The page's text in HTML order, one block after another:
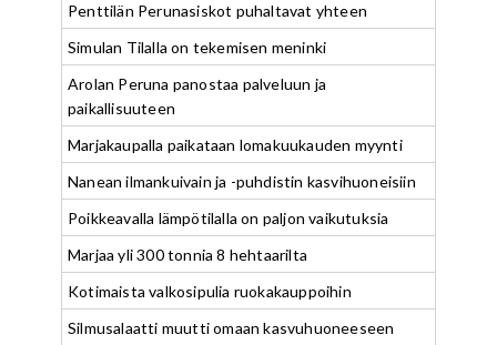
Penttilän Perunasiskot puhaltavat yhteen
Simulan Tilalla on tekemisen meninki
Arolan Peruna panostaa palveluun ja
paikallisuuteen
Marjakaupalla paikataan lomakuukauden myynti
Nanean ilmankuivain ja -puhdistin kasvihuoneisiin
Poikkeavalla lämpötilalla on paljon vaikutuksia
Marjaa yli 300 tonnia 8 hehtaarilta
Kotimaista valkosipulia ruokakauppoihin
Silmusalaatti muutti omaan kasvuhuoneeseen